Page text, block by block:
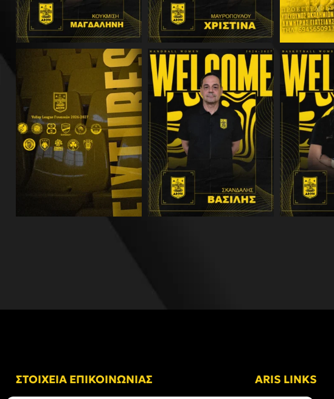
ΣΤΟΙΧΕΙΑ ΕΠΙΚΟΙΝΩΝΙΑΣ ARIS LINKS